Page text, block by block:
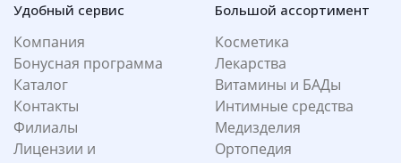
Удобный сервис
Компания
Бонусная программа
Каталог
Контакты
Филиалы
Лицензии и
Большой ассортимент
Косметика
Лекарства
Витамины и БАДы
Интимные средства
Медизделия
Ортопедия